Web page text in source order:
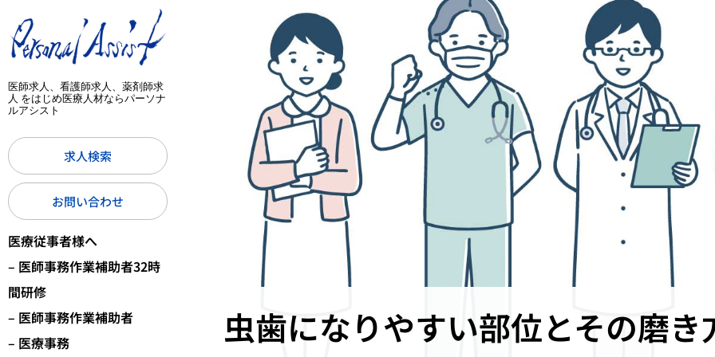
医師求人、看護師求人、薬剤師求
人 をはじめ医療人材ならパーソナ
ルアシスト
求人検索
お問い合わせ
医療従事者様へ
– 医師事務作業補助者32時
間研修
– 医師事務作業補助者
– 医療事務
虫歯になりやすい部位とその磨き